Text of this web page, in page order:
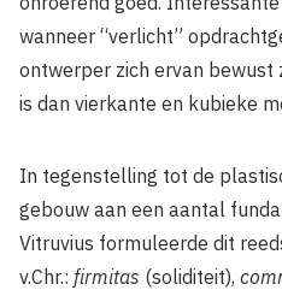
wanneer “verlicht”
ontwerper zich ervan bewust
is dan vierkante en kubieke
In tegenstelling tot de
gebouw aan een aantal
Vitruvius formuleerde dit
v.Chr.: firmitas (soliditeit),